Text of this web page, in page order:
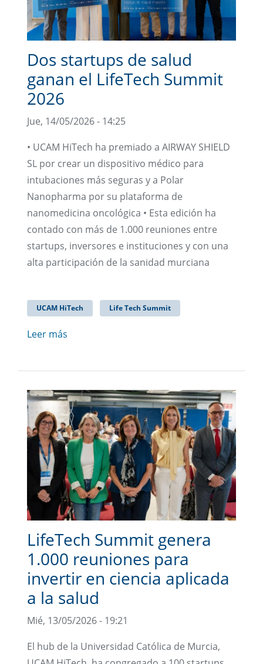
Dos startups de salud
ganan el LifeTech Summit
2026
Jue, 14/05/2026 - 14:25
• UCAM HiTech ha premiado a AIRWAY SHIELD
SL por crear un dispositivo médico para
intubaciones más seguras y a Polar
Nanopharma por su plataforma de
nanomedicina oncológica • Esta edición ha
contado con más de 1.000 reuniones entre
startups, inversores e instituciones y con una
alta participación de la sanidad murciana
UCAM HiTech Life Tech Summit
Leer más
LifeTech Summit genera
1.000 reuniones para
invertir en ciencia aplicada
a la salud
Mié, 13/05/2026 - 19:21
El hub de la Universidad Católica de Murcia,